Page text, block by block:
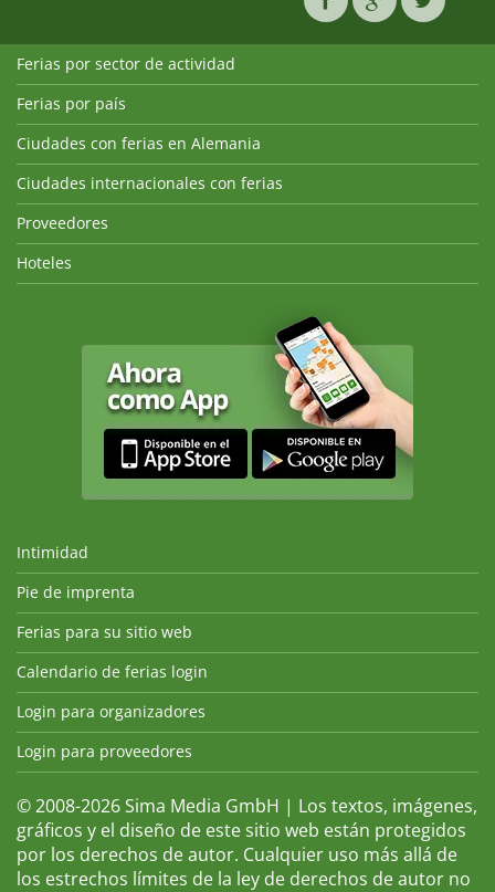
Ferias por sector de actividad
Ferias por país
Ciudades con ferias en Alemania
Ciudades internacionales con ferias
Proveedores
Hoteles
Intimidad
Pie de imprenta
Ferias para su sitio web
Calendario de ferias login
Login para organizadores
Login para proveedores
© 2008-2026 Sima Media GmbH | Los textos, imágenes,
gráficos y el diseño de este sitio web están protegidos
por los derechos de autor. Cualquier uso más allá de
los estrechos límites de la ley de derechos de autor no